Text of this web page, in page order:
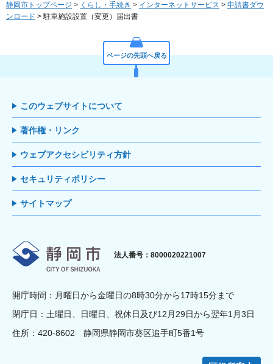
静岡市トップページ > くらし・手続き > インターネットサービス > 申請書ダウ
ンロード > 駐車施設設置（変更）届出書
ページの先頭へ戻る
このウェブサイトについて
著作権・リンク
ウェブアクセシビリティ方針
セキュリティポリシー
サイトマップ
静岡市
法人番号：8000020221007
開庁時間：月曜日から金曜日の8時30分から17時15分まで
閉庁日：土曜日、日曜日、祝休日及び12月29日から翌年1月3日
住所：420-8602 静岡県静岡市葵区追手町5番1号